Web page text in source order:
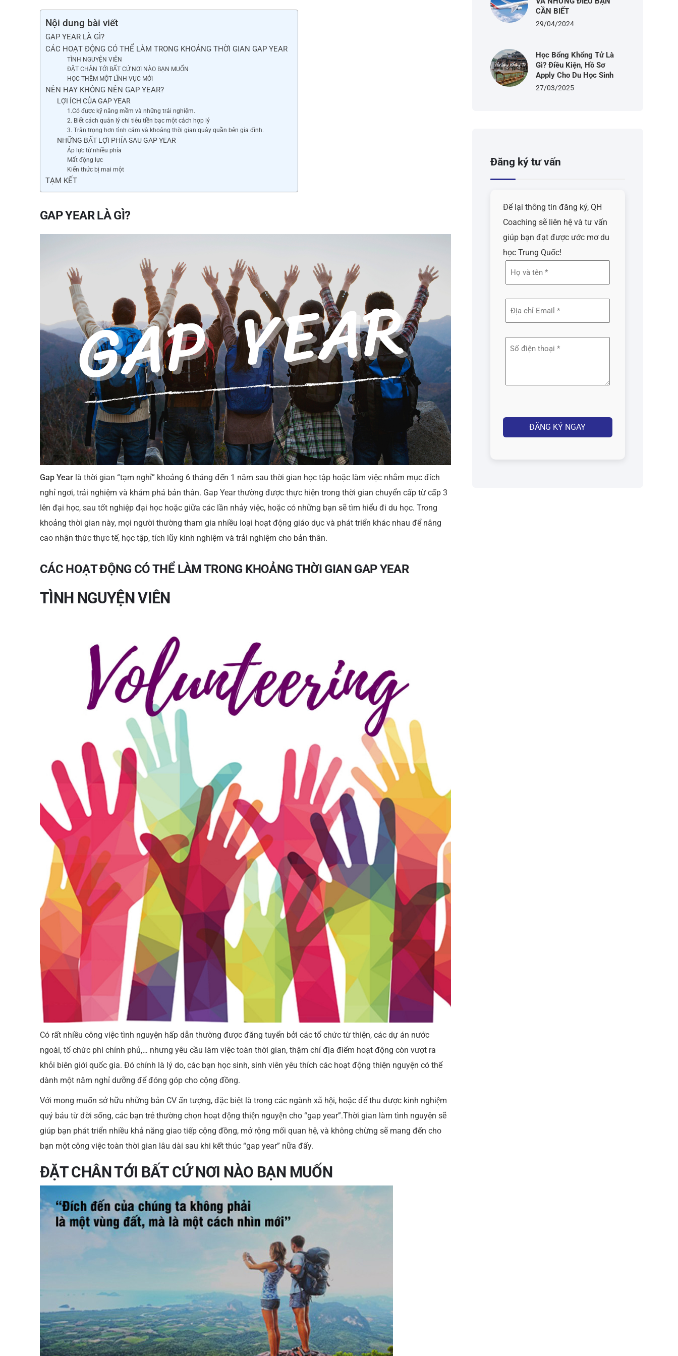
c
b
ai er
st
k
Nội dung bài viết
GAP YEAR LÀ GÌ?
CÁC HOẠT ĐỘNG CÓ THỂ LÀM TRONG KHOẢNG THỜI GIAN GAP YEAR
TÌNH NGUYỆN VIÊN
ĐẶT CHÂN TỚI BẤT CỨ NƠI NÀO BẠN MUỐN
HỌC THÊM MỘT LĨNH VỰC MỚI
NÊN HAY KHÔNG NÊN GAP YEAR?
LỢI ÍCH CỦA GAP YEAR
1.Có được kỹ năng mềm và những trải nghiệm.
2. Biết cách quản lý chi tiêu tiền bạc một cách hợp lý
3. Trân trọng hơn tình cảm và khoảng thời gian quây quần bên gia đình.
NHỮNG BẤT LỢI PHÍA SAU GAP YEAR
Áp lực từ nhiều phía
Mất động lực
Kiến thức bị mai một
TẠM KẾT
GAP YEAR LÀ GÌ?
Gap Year là thời gian “tạm nghỉ” khoảng 6 tháng đến 1 năm sau thời gian học tập hoặc làm việc nhằm mục đích
nghỉ ngơi, trải nghiệm và khám phá bản thân. Gap Year thường được thực hiện trong thời gian chuyển cấp từ cấp 3
lên đại học, sau tốt nghiệp đại học hoặc giữa các lần nhảy việc, hoặc có những bạn sẽ tìm hiểu đi du học. Trong
khoảng thời gian này, mọi người thường tham gia nhiều loại hoạt động giáo dục và phát triển khác nhau để nâng
cao nhận thức thực tế, học tập, tích lũy kinh nghiệm và trải nghiệm cho bản thân.
CÁC HOẠT ĐỘNG CÓ THỂ LÀM TRONG KHOẢNG THỜI GIAN GAP YEAR
TÌNH NGUYỆN VIÊN
Có rất nhiều công việc tình nguyện hấp dẫn thường được đăng tuyển bởi các tổ chức từ thiện, các dự án nước
ngoài, tổ chức phi chính phủ,… nhưng yêu cầu làm việc toàn thời gian, thậm chí địa điểm hoạt động còn vượt ra
khỏi biên giới quốc gia. Đó chính là lý do, các bạn học sinh, sinh viên yêu thích các hoạt động thiện nguyện có thể
dành một năm nghỉ dưỡng để đóng góp cho cộng đồng.
Với mong muốn sở hữu những bản CV ấn tượng, đặc biệt là trong các ngành xã hội, hoặc để thu được kinh nghiệm
quý báu từ đời sống, các bạn trẻ thường chọn hoạt động thiện nguyện cho “gap year”.Thời gian làm tình nguyện sẽ
giúp bạn phát triển nhiều khả năng giao tiếp cộng đồng, mở rộng mối quan hệ, và không chừng sẽ mang đến cho
bạn một công việc toàn thời gian lâu dài sau khi kết thúc “gap year” nữa đấy.
ĐẶT CHÂN TỚI BẤT CỨ NƠI NÀO BẠN MUỐN
CẦN BIẾT
29/04/2024
Học Bổng Khổng Tử Là
Gì? Điều Kiện, Hồ Sơ
Apply Cho Du Học Sinh
27/03/2025
Đăng ký tư vấn
Để lại thông tin đăng ký, QH
Coaching sẽ liên hệ và tư vấn
giúp bạn đạt được ước mơ du
học Trung Quốc!
Họ
và
tên
(Required)
Địa
chỉ
email
(Required)
Số